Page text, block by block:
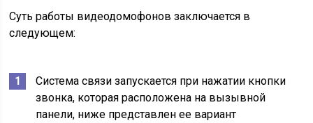
Суть работы видеодомофонов заключается в
следующем:
Система связи запускается при нажатии кнопки
звонка, которая расположена на вызывной
панели, ниже представлен ее вариант